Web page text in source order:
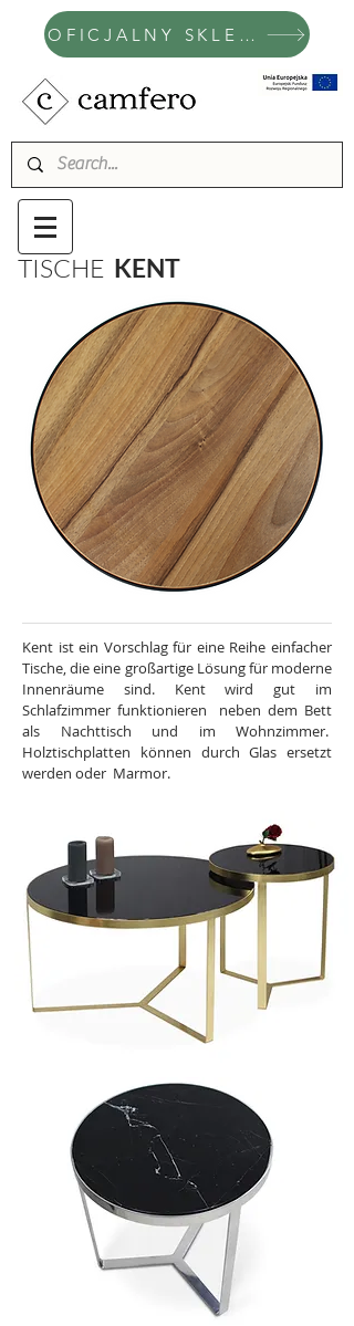
OFICJALNY SKLEP CAMFERO
TISCHE KENT
Kent ist ein Vorschlag für eine Reihe einfacher
Tische, die eine großartige Lösung für moderne
Innenräume sind. Kent wird gut im
Schlafzimmer funktionieren
neben dem Bett
als Nachttisch und im Wohnzimmer.
Holztischplatten
können durch Glas ersetzt
werden oder Marmor.